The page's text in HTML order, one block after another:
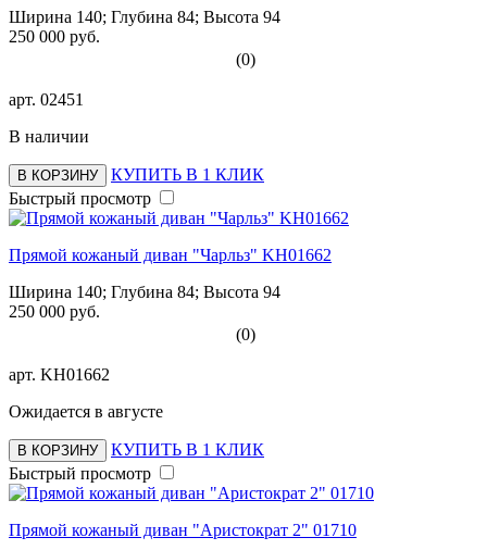
Ширина 140; Глубина 84; Высота 94
250 000 руб.
(0)
арт. 02451
В наличии
В КОРЗИНУ
КУПИТЬ В 1 КЛИК
Быстрый просмотр
Прямой кожаный диван "Чарльз" KH01662
Ширина 140; Глубина 84; Высота 94
250 000 руб.
(0)
арт. KH01662
Ожидается в августе
В КОРЗИНУ
КУПИТЬ В 1 КЛИК
Быстрый просмотр
Прямой кожаный диван "Аристократ 2" 01710